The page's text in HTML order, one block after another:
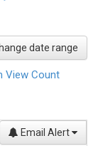
date range
View Count
Email Alert